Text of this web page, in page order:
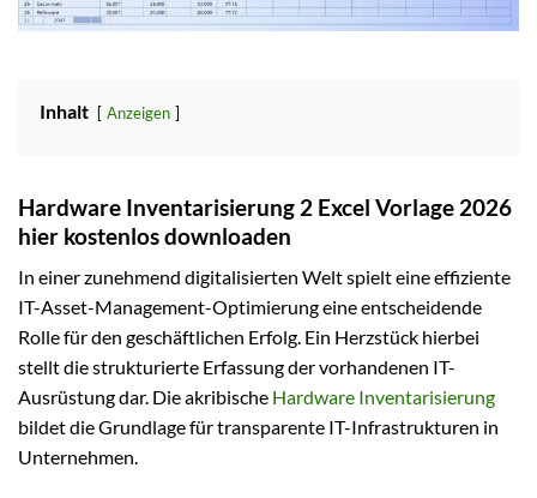
Inhalt Anzeigen
Hardware Inventarisierung 2 Excel Vorlage 2026
hier kostenlos downloaden
In einer zunehmend digitalisierten Welt spielt eine effiziente
IT-Asset-Management-Optimierung eine entscheidende
Rolle für den geschäftlichen Erfolg. Ein Herzstück hierbei
stellt die strukturierte Erfassung der vorhandenen IT-
Ausrüstung dar. Die akribische Hardware Inventarisierung
bildet die Grundlage für transparente IT-Infrastrukturen in
Unternehmen.